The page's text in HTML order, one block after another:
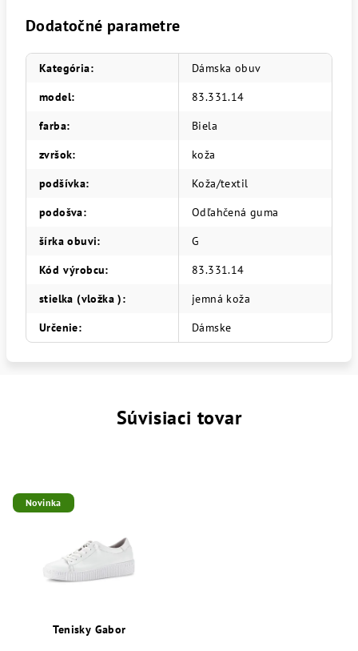
Dodatočné parametre
Kategória:
Dámska obuv
model:
83.331.14
farba:
Biela
zvršok:
koža
podšívka:
Koža/textil
podošva:
Odľahčená guma
šírka obuvi:
G
Kód výrobcu:
83.331.14
stielka (vložka ):
jemná koža
Určenie: Dámske
Súvisiaci tovar
Novinka
Tenisky Gabor